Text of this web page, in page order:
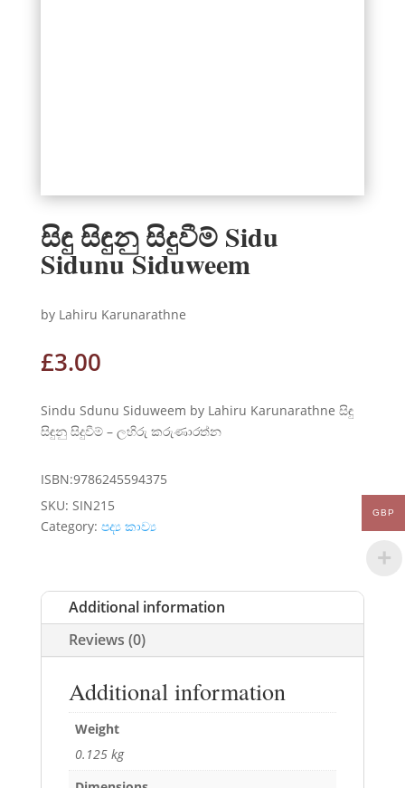
සිඳු සිඳුනු සිදුවීම් Sidu
Sidunu Siduweem
by Lahiru Karunarathne
£3.00
Sindu Sdunu Siduweem by Lahiru Karunarathne සිඳු
සිඳුනු සිදුවීම් – ලහිරු කරුණාරත්න
ISBN:9786245594375
SKU: SIN215
Category: පද්‍ය කාව්‍ය
Additional information
Reviews (0)
Additional information
Weight
0.125 kg
GBP